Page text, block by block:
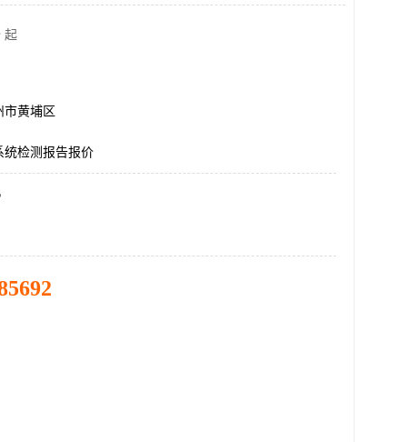
起
市黄埔区
统检测报告报价